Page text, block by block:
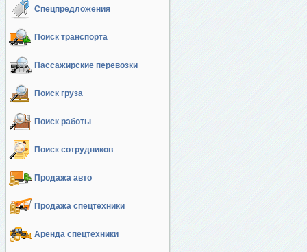
Спецпредложения
Поиск транспорта
Пассажирские перевозки
Поиск груза
Поиск работы
Поиск сотрудников
Продажа авто
Продажа спецтехники
Аренда спецтехники